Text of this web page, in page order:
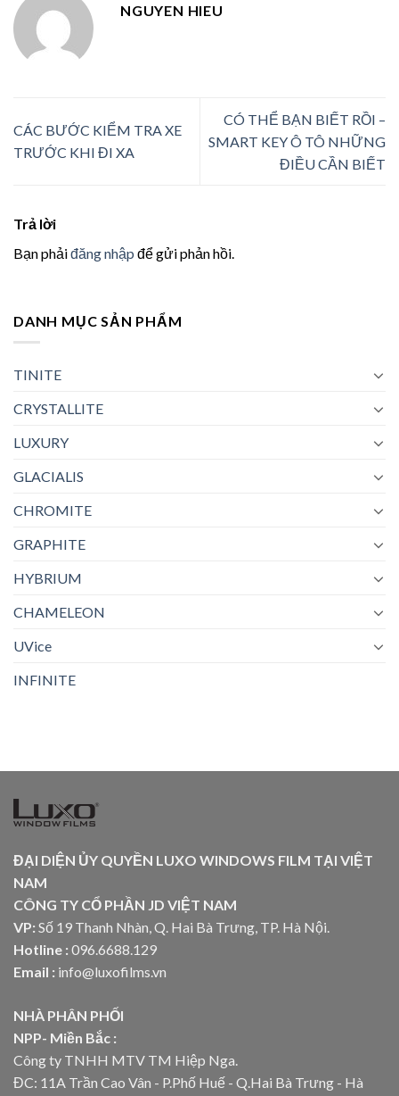
NGUYEN HIEU
CÁC BƯỚC KIỂM TRA XE
TRƯỚC KHI ĐI XA
CÓ THỂ BẠN BIẾT RỒI –
SMART KEY Ô TÔ NHỮNG
ĐIỀU CẦN BIẾT
Trả lời
Bạn phảiđăng nhập để gửi phản hồi.
DANH MỤC SẢN PHẨM
TINITE
CRYSTALLITE
LUXURY
GLACIALIS
CHROMITE
GRAPHITE
HYBRIUM
CHAMELEON
UVice
INFINITE
ĐẠI DIỆN ỦY QUYỀN LUXO WINDOWS FILM TẠI VIỆT
NAM
CÔNG TY CỔ PHẦN JD VIỆT NAM
VP: Số 19 Thanh Nhàn, Q. Hai Bà Trưng, TP. Hà Nội.
Hotline : 096.6688.129
Email : info@luxofilms.vn
NHÀ PHÂN PHỐI
NPP- Miền Bắc :
Công ty TNHH MTV TM Hiệp Nga.
ĐC: 11A Trần Cao Vân - P.Phố Huế - Q.Hai Bà Trưng - Hà